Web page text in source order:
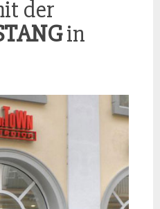
der
in